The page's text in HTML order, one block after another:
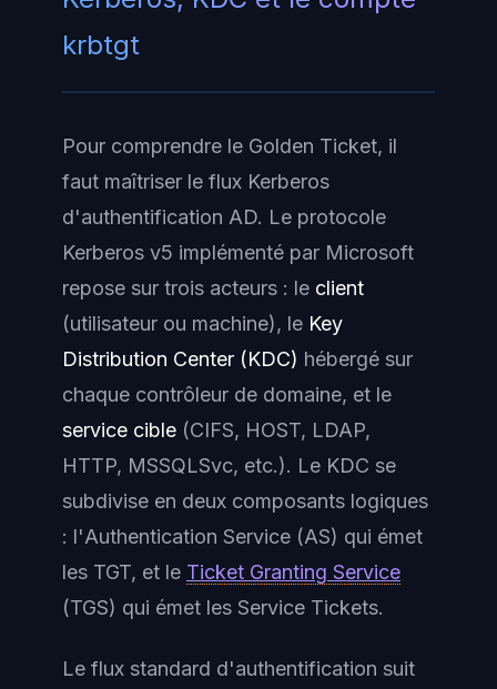
krbtgt
Pour comprendre le Golden Ticket, il
faut maîtriser le flux Kerberos
d'authentification AD. Le protocole
Kerberos v5 implémenté par Microsoft
repose sur trois acteurs : le client
(utilisateur ou machine), le Key
Distribution Center (KDC) hébergé sur
chaque contrôleur de domaine, et le
service cible (CIFS, HOST, LDAP,
HTTP, MSSQLSvc, etc.). Le KDC se
subdivise en deux composants logiques
: l'Authentication Service (AS) qui émet
les TGT, et le Ticket Granting Service
(TGS) qui émet les Service Tickets.
Le flux standard d'authentification suit